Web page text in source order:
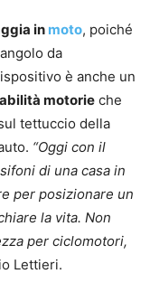
in moto, poiché
da
è anche un
motorie che
tettuccio della
“Oggi con il
di una casa in
per posizionare un
la vita. Non
per ciclomotori,
Lettieri.